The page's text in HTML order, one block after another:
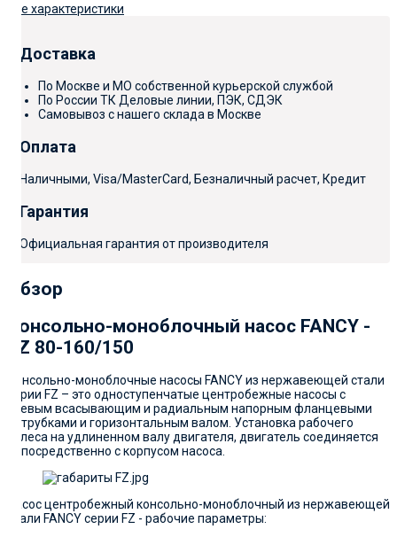
Все характеристики
Доставка
По Москве и МО собственной курьерской службой
По России ТК Деловые линии, ПЭК, СДЭК
Самовывоз с нашего склада в Москве
Оплата
Наличными, Visa/MasterCard, Безналичный расчет, Кредит
Гарантия
Официальная гарантия от производителя
Обзор
Консольно-моноблочный насос FANCY -
FZ 80-160/150
Консольно-моноблочные насосы FANCY из нержавеющей стали
серии FZ – это одноступенчатые центробежные насосы с
осевым всасывающим и радиальным напорным фланцевыми
патрубками и горизонтальным валом. Установка рабочего
колеса на удлиненном валу двигателя, двигатель соединяется
непосредственно с корпусом насоса.
Насос центробежный консольно-моноблочный из нержавеющей
стали FANCY серии FZ - рабочие параметры: